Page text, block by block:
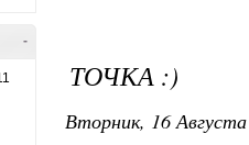
-
ТОЧКА :)
Вторник, 16